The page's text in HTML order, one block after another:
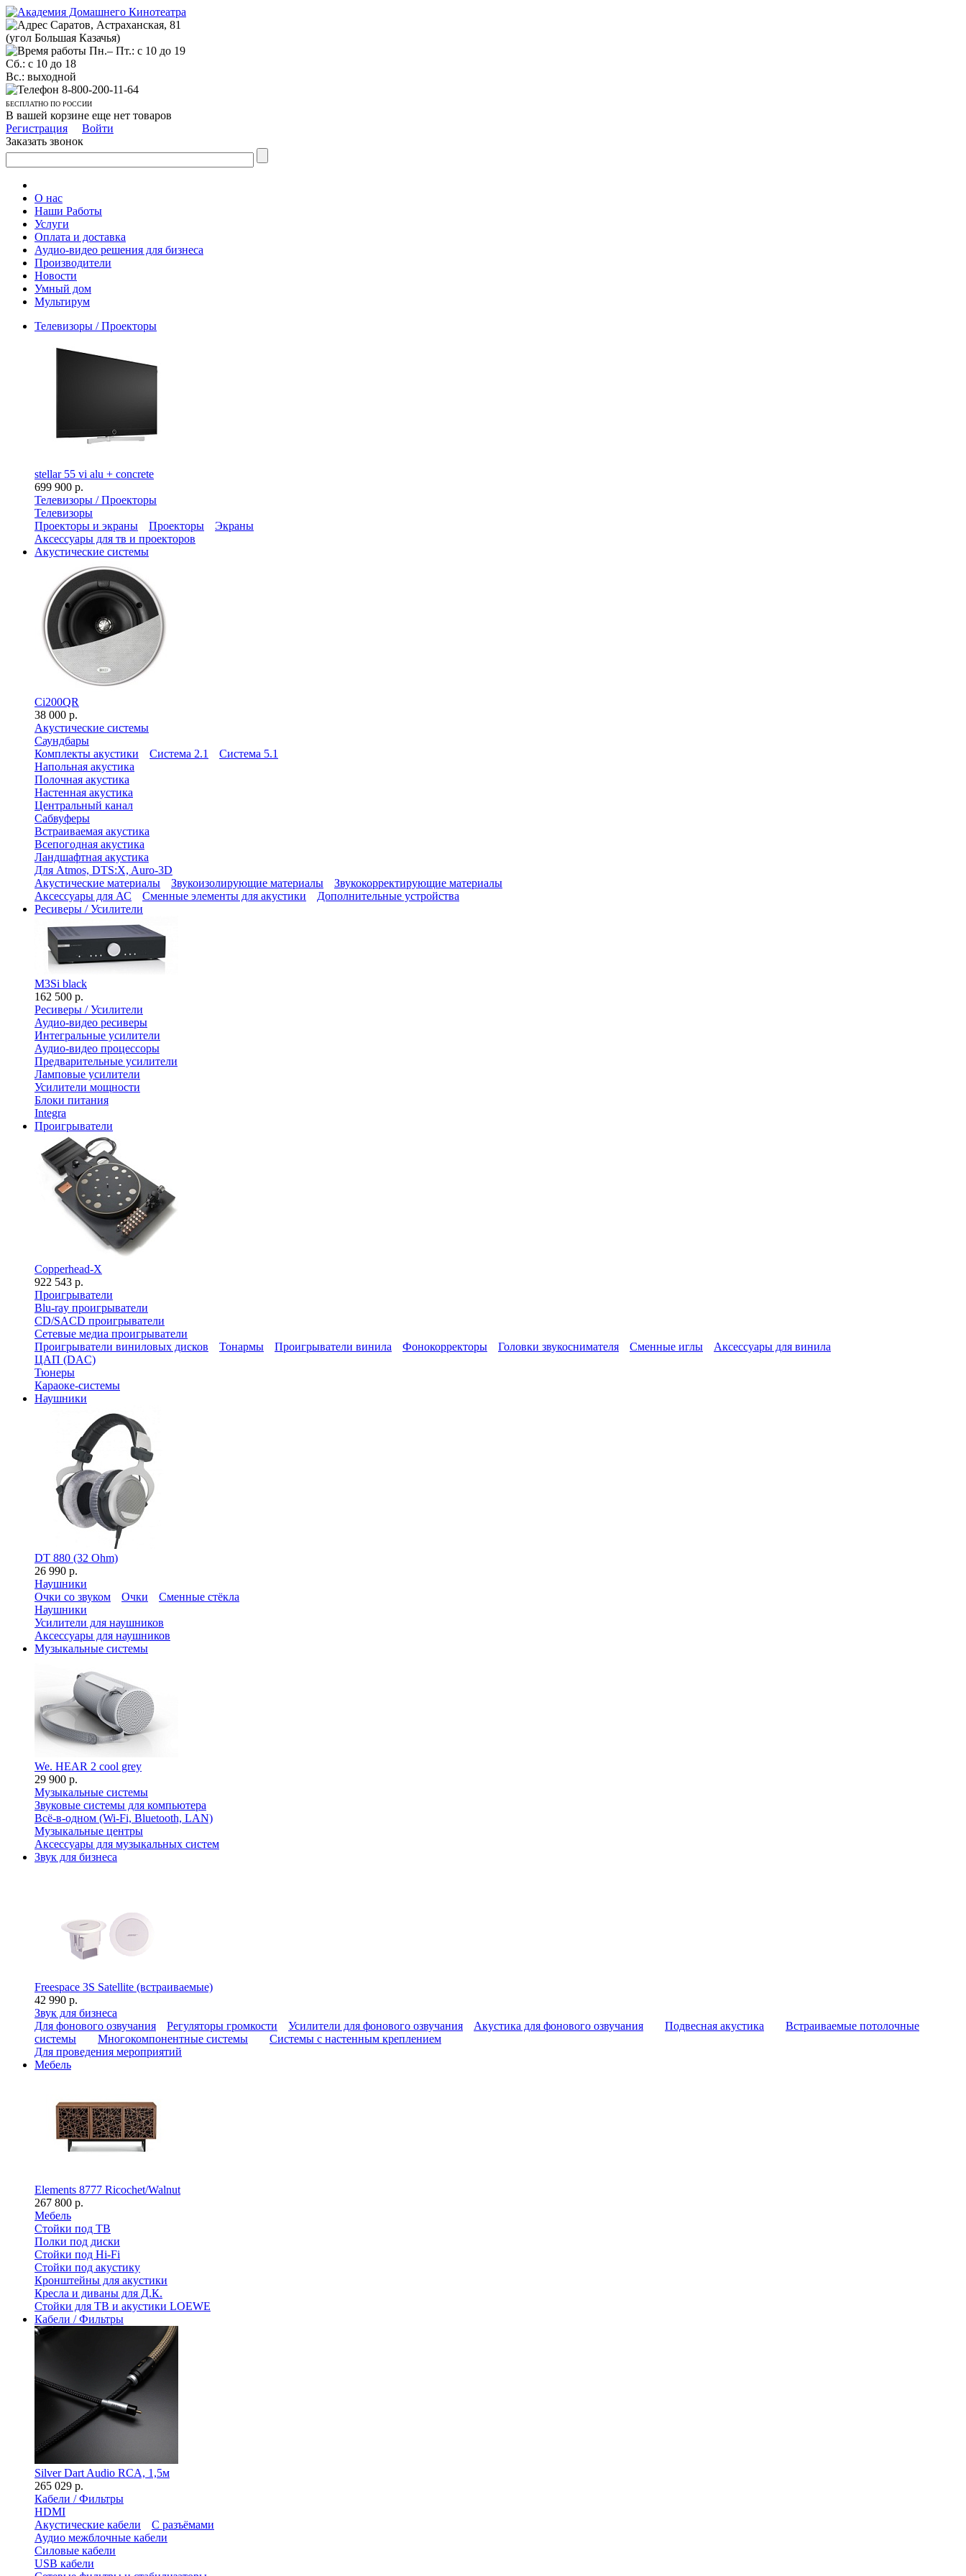
Саратов, Астраханская, 81
(угол Большая Казачья)
Пн.– Пт.: с 10 до 19
Сб.: с 10 до 18
Вс.: выходной
8-800-200-11-64
БЕСПЛАТНО ПО РОССИИ
В вашей корзине еще нет товаров
Регистрация
Войти
Заказать звонок
О нас
Наши Работы
Услуги
Оплата и доставка
Аудио-видео решения для бизнеса
Производители
Новости
Умный дом
Мультирум
Телевизоры / Проекторы
stellar 55 vi alu + concrete
699 900 р.
Телевизоры / Проекторы
Телевизоры
Проекторы и экраны
Проекторы
Экраны
Аксессуары для тв и проекторов
Акустические системы
Ci200QR
38 000 р.
Акустические системы
Саундбары
Комплекты акустики
Система 2.1
Система 5.1
Напольная акустика
Полочная акустика
Настенная акустика
Центральный канал
Сабвуферы
Встраиваемая акустика
Всепогодная акустика
Ландшафтная акустика
Для Atmos, DTS:X, Auro-3D
Акустические материалы
Звукоизолирующие материалы
Звукокорректирующие материалы
Аксессуары для АС
Сменные элементы для акустики
Дополнительные устройства
Ресиверы / Усилители
M3Si black
162 500 р.
Ресиверы / Усилители
Аудио-видео ресиверы
Интегральные усилители
Аудио-видео процессоры
Предварительные усилители
Ламповые усилители
Усилители мощности
Блоки питания
Integra
Проигрыватели
Copperhead-X
922 543 р.
Проигрыватели
Blu-ray проигрыватели
CD/SACD проигрыватели
Сетевые медиа проигрыватели
Проигрыватели виниловых дисков
Тонармы Проигрыватели винила Фонокорректоры Головки звукоснимателя Сменные иглы
Аксессуары для винила
ЦАП (DAC)
Тюнеры
Караоке-системы
Наушники
DT 880 (32 Ohm)
26 990 р.
Наушники
Очки со звуком
Очки
Сменные стёкла
Наушники
Усилители для наушников
Аксессуары для наушников
Музыкальные системы
We. HEAR 2 cool grey
29 900 р.
Музыкальные системы
Звуковые системы для компьютера
Всё-в-одном (Wi-Fi, Bluetooth, LAN)
Музыкальные центры
Аксессуары для музыкальных систем
Звук для бизнеса
Freespace 3S Satellite (встраиваемые)
42 990 р.
Звук для бизнеса
Для фонового озвучания
Регуляторы громкости Усилители для фонового озвучания Акустика для фонового озвучания Подвесная акустика
Встраиваемые потолочные
системы
Многокомпонентные системы
Системы с настенным креплением
Для проведения мероприятий
Мебель
Elements 8777 Ricochet/Walnut
267 800 р.
Мебель
Стойки под ТВ
Полки под диски
Стойки под Hi-Fi
Стойки под акустику
Кронштейны для акустики
Кресла и диваны для Д.К.
Стойки для ТВ и акустики LOEWE
Кабели / Фильтры
Silver Dart Audio RCA, 1,5м
265 029 р.
Кабели / Фильтры
HDMI
Акустические кабели
С разъёмами
Аудио межблочные кабели
Силовые кабели
USB кабели